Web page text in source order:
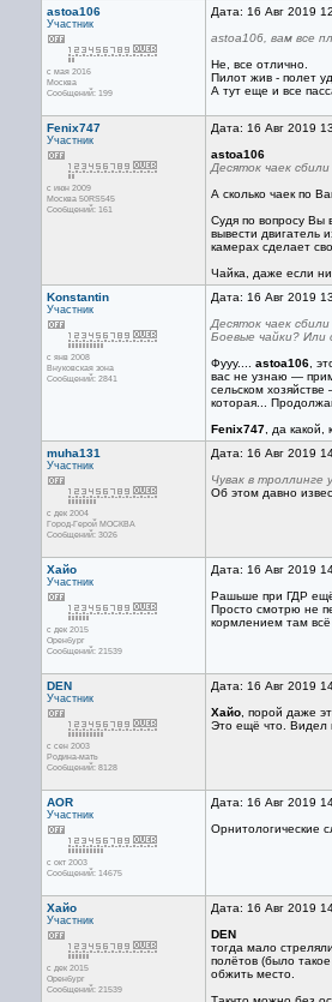
astoa106
Участник
с мая 2016
Москва
Сообщений: 199
Дата: 16 Авг 2019
astoa106, вам все
Не, все отлично.
Пилот жив - полет
А тут еще и все
Fenix747
Участник
с июн 2009
Москва 50RS545
Сообщений: 161
Дата: 16 Авг 2019
astoa106
Десяток чаек
А сколько чаек по
Судя по вопросу Вы
вывести двигатель
камерах сделает
Чайка, даже если
Konstantin
Участник
с янв 2008
Внуковская зона
Сообщений: 2841
Дата: 16 Авг 2019
Десяток чаек
Боевые чайки? Или
Фууу.... astoa106 ,
вас не узнаю —
сельском
которая...
Fenix747 , да
muha131
Участник
с дек 2004
Город-Герой МОСКВА
Сообщений: 3026
Дата: 16 Авг 2019
Чувак в троллинге
Об этом давно
Хайо
Участник
с дек 2015
Оренбург
Сообщений: 21539
Дата: 16 Авг 2019
Рашьше при ГДР ещё
Просто смотрю не
кормлением там
DEN
Участник
с сен 2003
Родина-мать
Сообщений: 8128
Дата: 16 Авг 2019
Хайо , порой даже
Это ещё что. Видел
AOR
Участник
с окт 2003
Сообщений: 14675
Дата: 16 Авг 2019
Орнитологические
Хайо
Участник
с дек 2015
Оренбург
Сообщений: 21539
Дата: 16 Авг 2019
DEN
тогда мало
полётов (было
обжить место.